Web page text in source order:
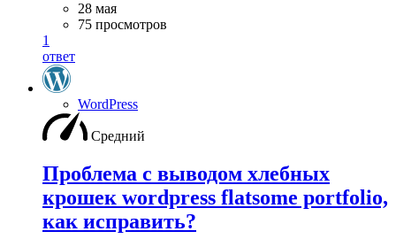
28 мая
75 просмотров
1
ответ
WordPress
Средний
Проблема с выводом хлебных
крошек wordpress flatsome portfolio,
как исправить?